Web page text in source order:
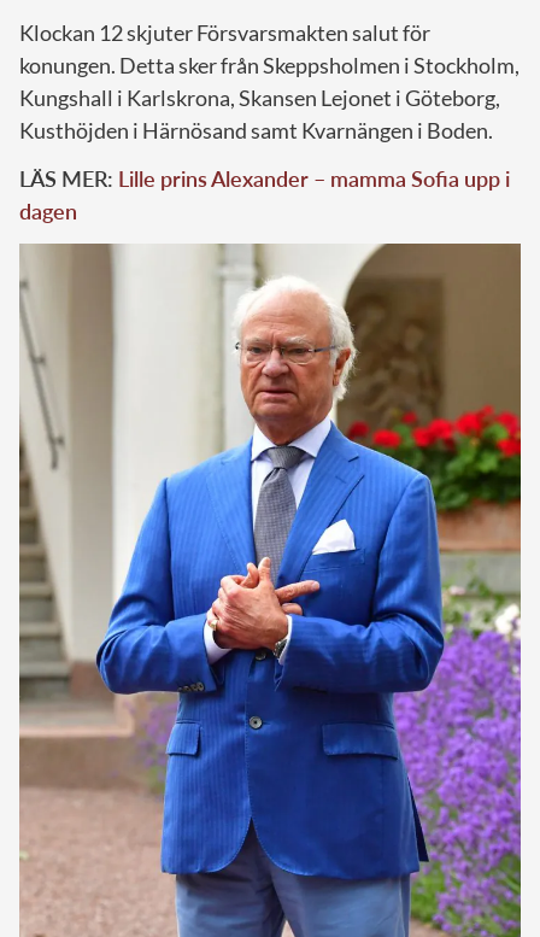
Klockan 12 skjuter Försvarsmakten salut för
konungen. Detta sker från Skeppsholmen i Stockholm,
Kungshall i Karlskrona, Skansen Lejonet i Göteborg,
Kusthöjden i Härnösand samt Kvarnängen i Boden.
LÄS MER: Lille prins Alexander – mamma Sofia upp i
dagen